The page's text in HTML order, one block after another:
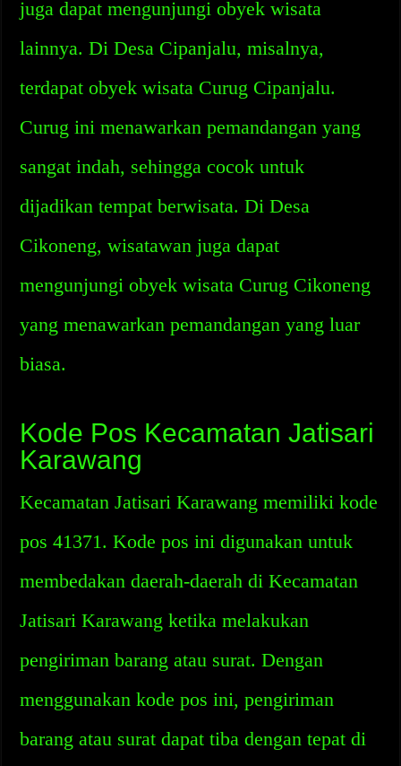
juga dapat mengunjungi obyek wisata
lainnya. Di Desa Cipanjalu, misalnya,
terdapat obyek wisata Curug Cipanjalu.
Curug ini menawarkan pemandangan yang
sangat indah, sehingga cocok untuk
dijadikan tempat berwisata. Di Desa
Cikoneng, wisatawan juga dapat
mengunjungi obyek wisata Curug Cikoneng
yang menawarkan pemandangan yang luar
biasa.
Kode Pos Kecamatan Jatisari
Karawang
Kecamatan Jatisari Karawang memiliki kode
pos 41371. Kode pos ini digunakan untuk
membedakan daerah-daerah di Kecamatan
Jatisari Karawang ketika melakukan
pengiriman barang atau surat. Dengan
menggunakan kode pos ini, pengiriman
barang atau surat dapat tiba dengan tepat di